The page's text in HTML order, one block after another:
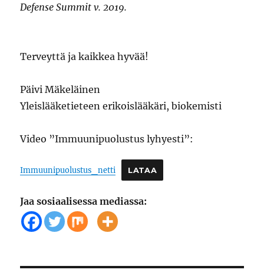
Defense Summit v. 2019.
Terveyttä ja kaikkea hyvää!
Päivi Mäkeläinen
Yleislääketieteen erikoislääkäri, biokemisti
Video ”Immuunipuolustus lyhyesti”:
Immuunipuolustus_netti LATAA
Jaa sosiaalisessa mediassa: